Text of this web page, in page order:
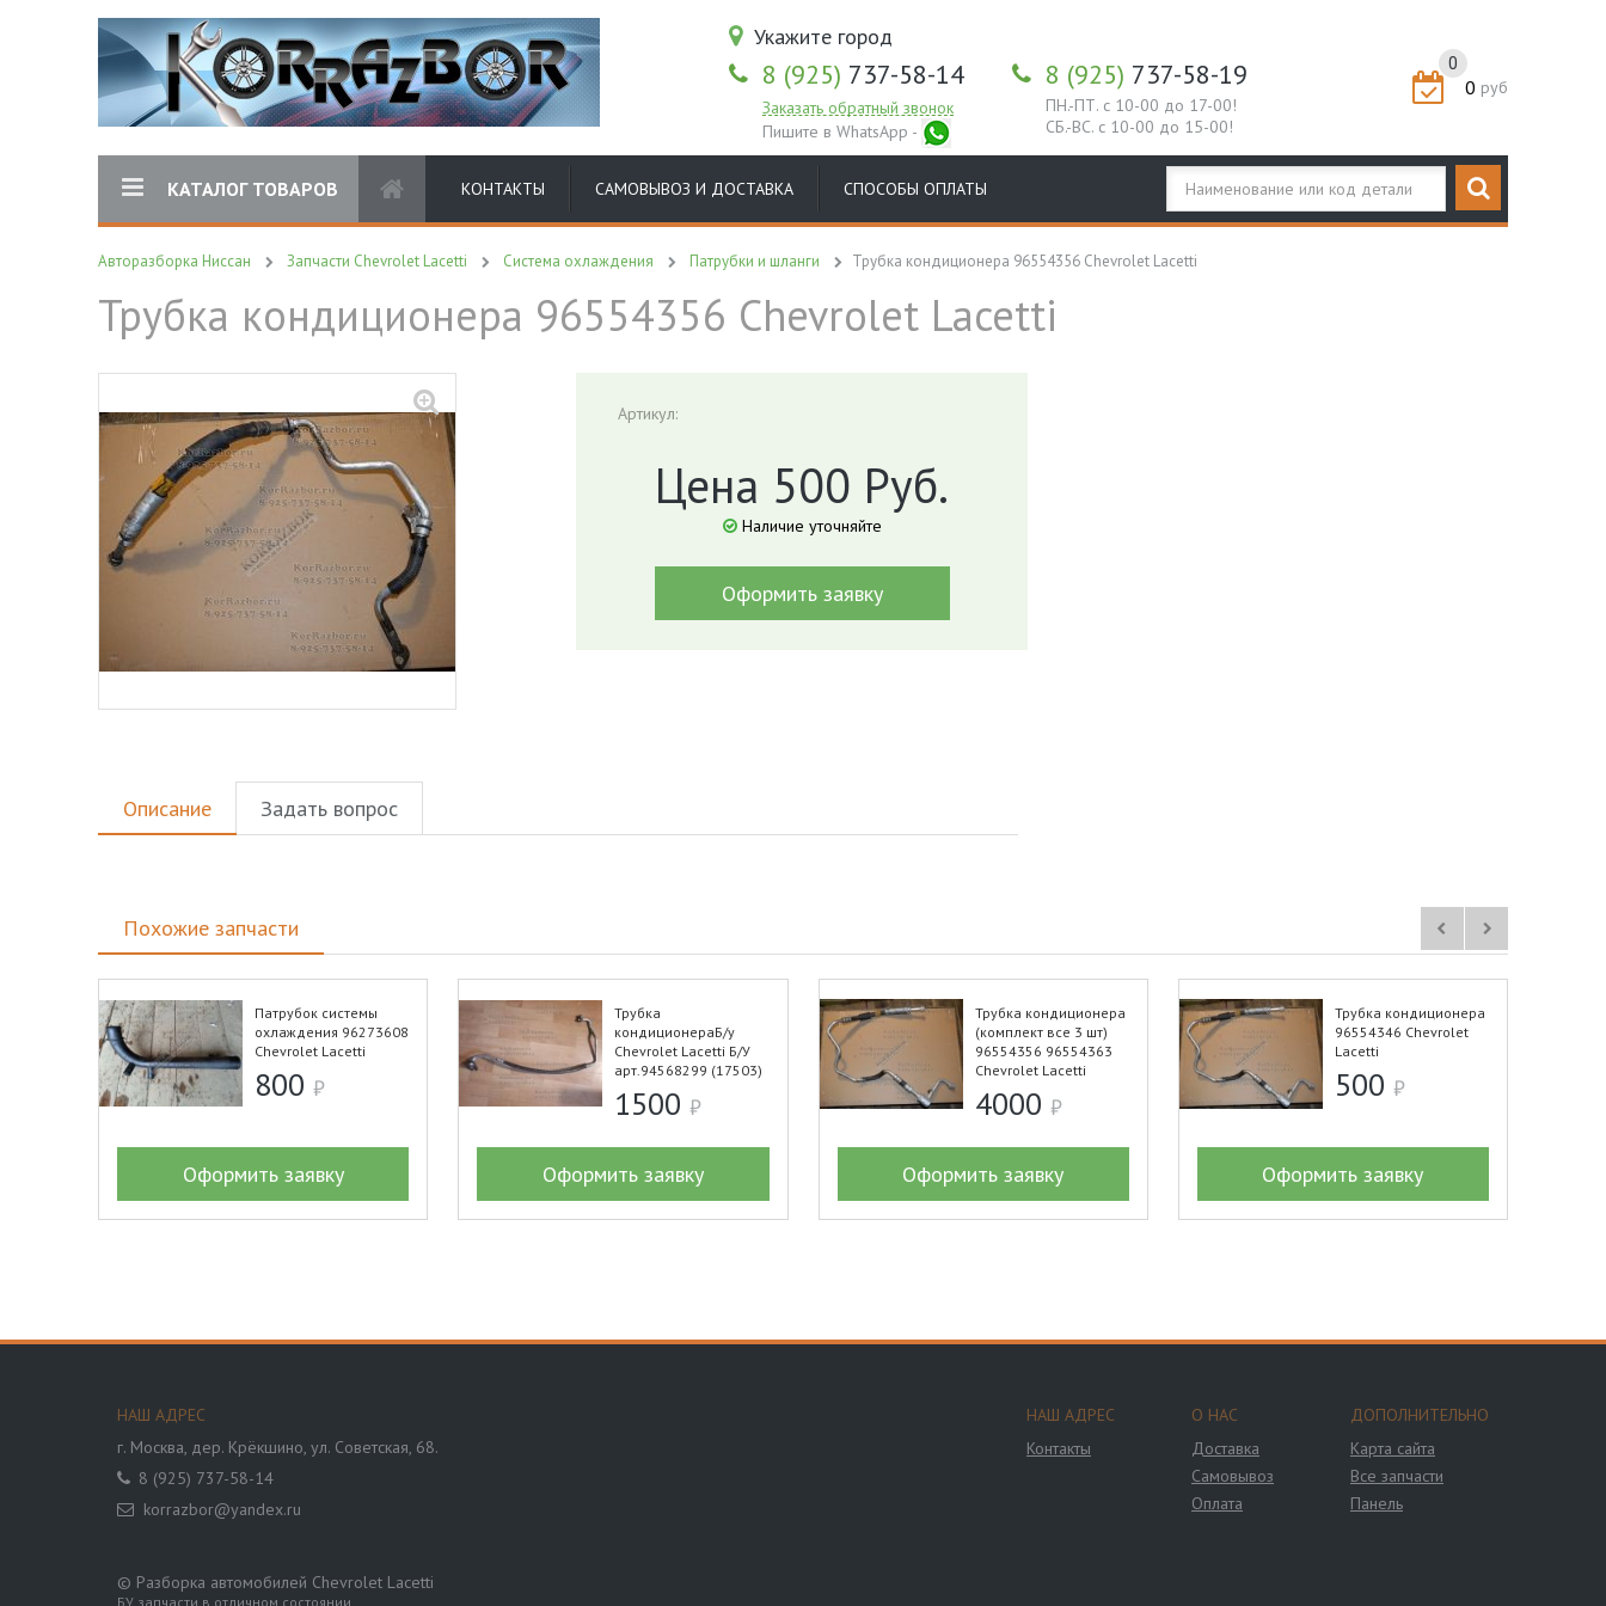
Укажите город
8 (925) 737-58-14
Заказать обратный звонок
Пишите в WhatsApp -
8 (925) 737-58-19
ПН.-ПТ. с 10-00 до 17-00!
СБ.-ВС. с 10-00 до 15-00!
0
0 руб
КАТАЛОГ ТОВАРОВ КОНТАКТЫ САМОВЫВОЗ И ДОСТАВКА СПОСОБЫ ОПЛАТЫ
Авторазборка Ниссан Запчасти Chevrolet Lacetti Система охлаждения Патрубки и шланги Трубка кондиционера 96554356 Chevrolet Lacetti
Трубка кондиционера 96554356 Chevrolet Lacetti
Артикул:
Цена 500 Руб.
Наличие уточняйте
Оформить заявку
Описание Задать вопрос
Похожие запчасти
Патрубок системы
охлаждения 96273608
Chevrolet Lacetti
800
Оформить заявку
Трубка
кондиционераБ/у
Chevrolet Lacetti Б/У
арт.94568299 (17503)
1500
Оформить заявку
Трубка кондиционера
(комплект все 3 шт)
96554356 96554363
Chevrolet Lacetti
4000
Оформить заявку
Трубка кондиционера
96554346 Chevrolet
Lacetti
500
Оформить заявку
НАШ АДРЕС
г. Москва, дер. Крёкшино, ул. Советская, 68.
8 (925) 737-58-14
korrazbor@yandex.ru
НАШ АДРЕС
Контакты
О НАС
Доставка
Самовывоз
Оплата
ДОПОЛНИТЕЛЬНО
Карта сайта
Все запчасти
Панель
© Разборка автомобилей Chevrolet Lacetti
БУ запчасти в отличном состоянии